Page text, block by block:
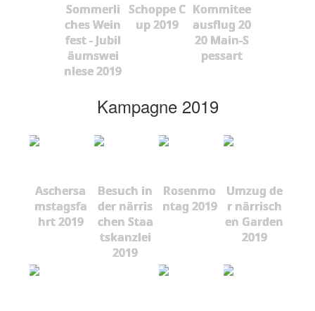
Sommerli
ches Wein
fest - Jubil
äumswei
nlese 2019
Schoppe C
up 2019
Kommitee
ausflug 20
20 Main-S
pessart
Kampagne 2019
Aschersa
mstagsfa
hrt 2019
Besuch in
der närris
chen Staa
tskanzlei
2019
Rosenmo
ntag 2019
Umzug de
r närrisch
en Garden
2019